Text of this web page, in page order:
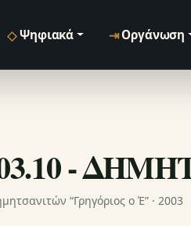
◇ Ψηφιακά ⇥ Οργάνωση
-
“Γρηγόριος ο Έ” · 2003